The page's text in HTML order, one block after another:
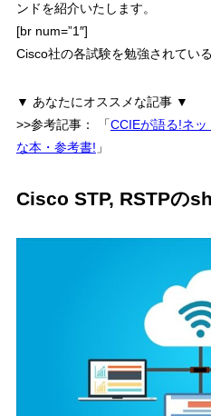
ンドを紹介いたします。
[br num=”1″]
Cisco社の各試験を勉強されてい
▼ あなたにオススメな記事 ▼
>>参考記事：
「CCIEが語る!ネ
な本・参考書! 」
Cisco STP, RSTPの